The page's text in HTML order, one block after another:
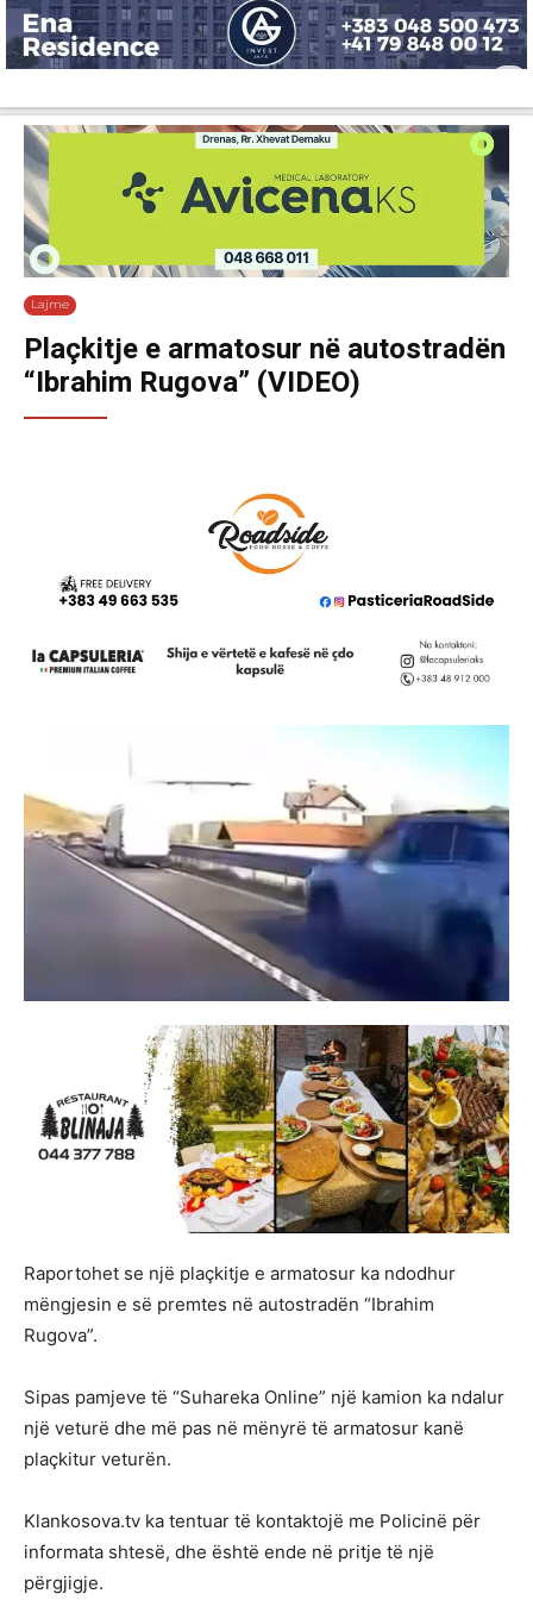
Lajme
Plaçkitje e armatosur në autostradën
“Ibrahim Rugova” (VIDEO)
Raportohet se një plaçkitje e armatosur ka ndodhur
mëngjesin e së premtes në autostradën “Ibrahim
Rugova”.
Sipas pamjeve të “Suhareka Online” një kamion ka ndalur
një veturë dhe më pas në mënyrë të armatosur kanë
plaçkitur veturën.
Klankosova.tv ka tentuar të kontaktojë me Policinë për
informata shtesë, dhe është ende në pritje të një
përgjigje.